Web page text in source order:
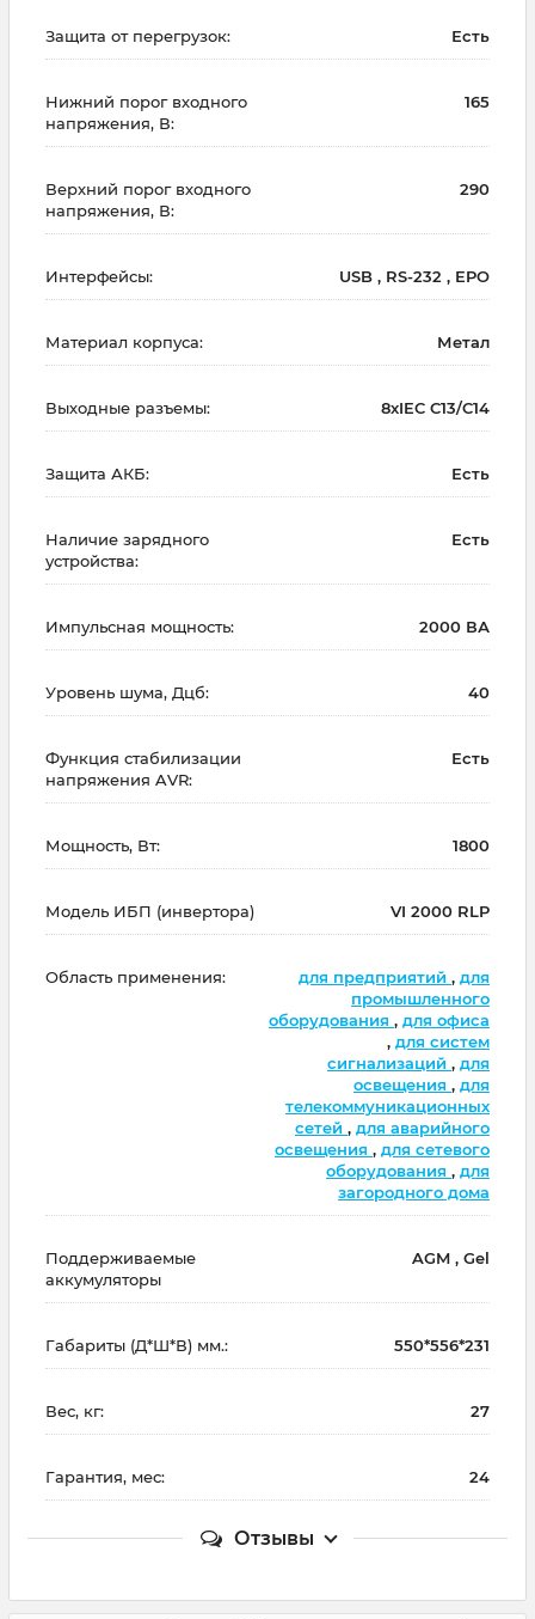
Защита от перегрузок: Есть
Нижний порог входного
напряжения, В:
165
Верхний порог входного
напряжения, В:
290
Интерфейсы: USB , RS-232 , EPO
Материал корпуса: Метал
Выходные разъемы: 8хIEC C13/C14
Защита АКБ: Есть
Наличие зарядного
устройства:
Есть
Импульсная мощность: 2000 ВА
Уровень шума, Дцб: 40
Функция стабилизации
напряжения AVR:
Есть
Мощность, Вт: 1800
Модель ИБП (инвертора) VI 2000 RLP
Область применения: для предприятий , для
промышленного
оборудования , для офиса
, для систем
сигнализаций , для
освещения , для
телекоммуникационных
сетей , для аварийного
освещения , для сетевого
оборудования , для
загородного дома
Поддерживаемые
аккумуляторы
AGM , Gel
Габариты (Д*Ш*В) мм.: 550*556*231
Вес, кг: 27
Гарантия, мес: 24
Отзывы